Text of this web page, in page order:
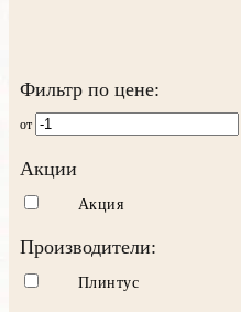
Фильтр по цене:
от
Акции
Акция
Производители:
Плинтус